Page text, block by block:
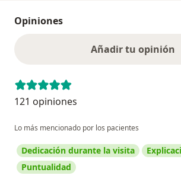
Opiniones
Añadir tu opinión
121 opiniones
Lo más mencionado por los pacientes
Dedicación durante la visita
Puntualidad